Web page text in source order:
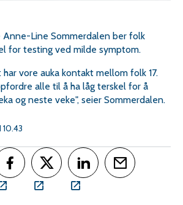
Anne-Line Sommerdalen ber folk
for testing ved milde symptom.
vore auka kontakt mellom folk 17.
alle til å ha låg terskel for å
og neste veke", seier Sommerdalen.
på Facebook
Del på TwitterDel på LinkedIn